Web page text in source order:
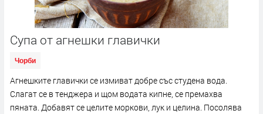
Супа от агнешки главички
Чорби
Агнешките главички се измиват добре със студена вода.
Слагат се в тенджера и щом водата кипне, се премахва
пяната. Добавят се целите моркови, лук и целина. Посолява